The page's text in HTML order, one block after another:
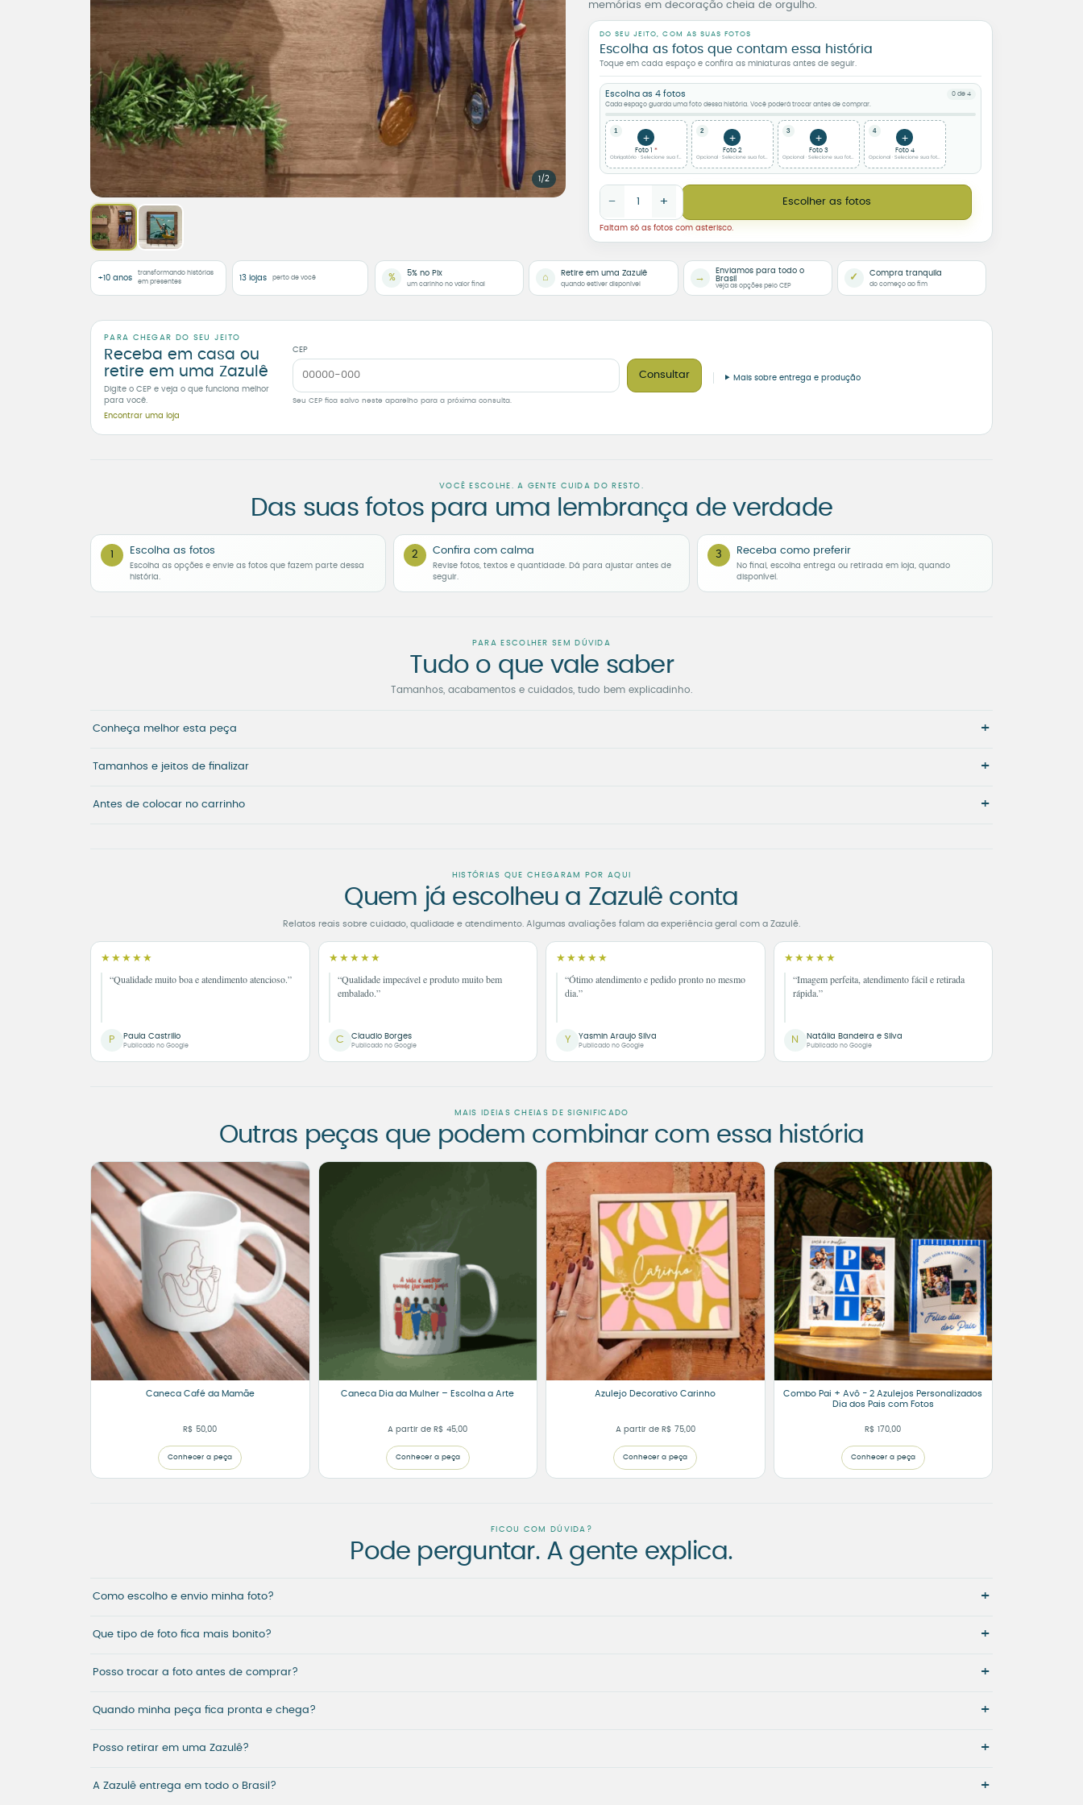
1/2
memórias em decoração cheia de orgulho.
DO SEU JEITO, COM AS SUAS FOTOS
Escolha as fotos que contam essa história
Toque em cada espaço e confira as miniaturas antes de seguir.
Escolha as 4 fotos
Cada espaço guarda uma foto dessa história. Você poderá trocar antes de comprar.
0 de 4
1 +
Foto 1
Obrigatório · Selecione sua foto quadrada
2 +
Foto 2
Opcional · Selecione sua foto quadrada 02 · opcional
3 +
Foto 3
Opcional · Selecione sua foto quadrada 03 · opcional
4 +
Foto 4
Opcional · Selecione sua foto quadrada 04 · opcional
Porta-Medalhas Personalizado com 1 ou 4 Fotos – Moldura Ripada quantidade
− + Escolher as fotos
Faltam só as fotos com asterisco.
+10 anos
transformando histórias
em presentes
13 lojas perto de você % 5% no Pix
um carinho no valor final
⌂ Retire em uma Zazulê
quando estiver disponível
→
Enviamos para todo o
Brasil
veja as opções pelo CEP
✓ Compra tranquila
do começo ao fim
PARA CHEGAR DO SEU JEITO
Receba em casa ou
retire em uma Zazulê
Digite o CEP e veja o que funciona melhor
para você.
Encontrar uma loja
CEP
Consultar
Seu CEP fica salvo neste aparelho para a próxima consulta.
Mais sobre entrega e produção
VOCÊ ESCOLHE. A GENTE CUIDA DO RESTO.
Das suas fotos para uma lembrança de verdade
1 Escolha as fotos
Escolha as opções e envie as fotos que fazem parte dessa
história.
2 Confira com calma
Revise fotos, textos e quantidade. Dá para ajustar antes de
seguir.
3 Receba como preferir
No final, escolha entrega ou retirada em loja, quando
disponível.
PARA ESCOLHER SEM DÚVIDA
Tudo o que vale saber
Tamanhos, acabamentos e cuidados, tudo bem explicadinho.
Conheça melhor esta peça +
Tamanhos e jeitos de finalizar +
Antes de colocar no carrinho +
HISTÓRIAS QUE CHEGARAM POR AQUI
Quem já escolheu a Zazulê conta
Relatos reais sobre cuidado, qualidade e atendimento. Algumas avaliações falam da experiência geral com a Zazulê.
★★★★★
“Qualidade muito boa e atendimento atencioso.”
P Paula Castrillo
Publicado no Google
★★★★★
“Qualidade impecável e produto muito bem
embalado.”
C Claudio Borges
Publicado no Google
★★★★★
“Ótimo atendimento e pedido pronto no mesmo
dia.”
Y Yasmin Araujo Silva
Publicado no Google
★★★★★
“Imagem perfeita, atendimento fácil e retirada
rápida.”
N Natália Bandeira e Silva
Publicado no Google
MAIS IDEIAS CHEIAS DE SIGNIFICADO
Outras peças que podem combinar com essa história
Caneca Café da Mamãe
R$ 50,00
Conhecer a peça
Caneca Dia da Mulher – Escolha a Arte
A partir de R$ 45,00
Conhecer a peça
Azulejo Decorativo Carinho
A partir de R$ 75,00
Conhecer a peça
Combo Pai + Avô - 2 Azulejos Personalizados
Dia dos Pais com Fotos
R$ 170,00
Conhecer a peça
FICOU COM DÚVIDA?
Pode perguntar. A gente explica.
Como escolho e envio minha foto? +
Que tipo de foto fica mais bonito? +
Posso trocar a foto antes de comprar? +
Quando minha peça fica pronta e chega? +
Posso retirar em uma Zazulê? +
A Zazulê entrega em todo o Brasil? +